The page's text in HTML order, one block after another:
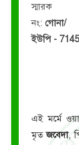
স্মারক
নং:গোনা/
ইউপি -
এই মর্মে
মৃতজবেদা,